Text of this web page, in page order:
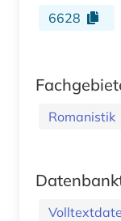
6628
Romanistik